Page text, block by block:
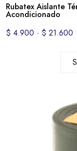
Rubatex Aislante
Acondicionado
$ 4.900 - $ 21.600